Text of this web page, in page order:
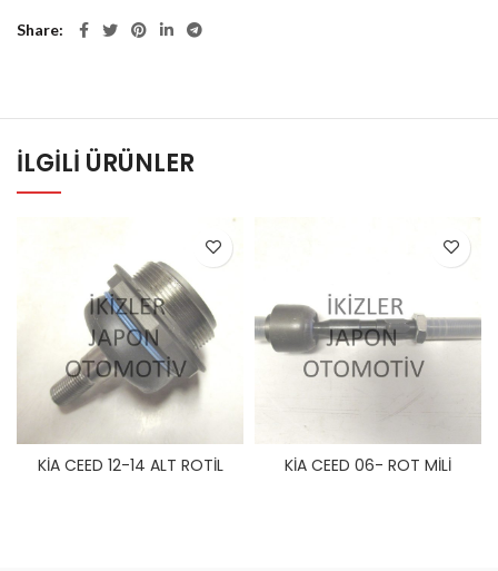
Share
İLGILI ÜRÜNLER
KİA CEED 12-14 ALT ROTİL KİA CEED 06- ROT MİLİ